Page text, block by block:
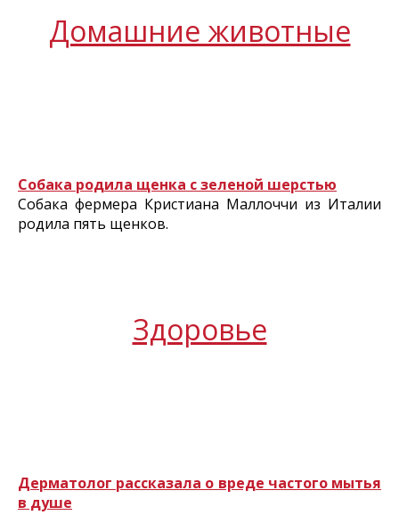
Домашние животные
Собака родила щенка с зеленой шерстью
Собака фермера Кристиана Маллоччи из Италии
родила пять щенков.
Здоровье
Дерматолог рассказала о вреде частого мытья
в душе